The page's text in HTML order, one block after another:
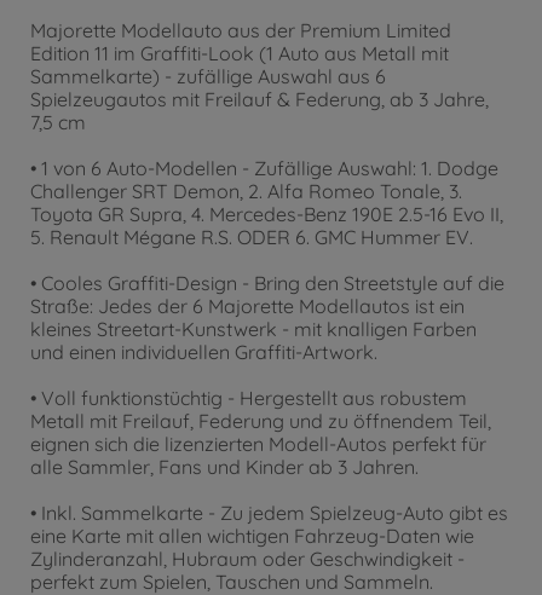
Majorette Modellauto aus der Premium Limited
Edition 11 im Graffiti-Look (1 Auto aus Metall mit
Sammelkarte) - zufällige Auswahl aus 6
Spielzeugautos mit Freilauf & Federung, ab 3 Jahre,
7,5 cm
• 1 von 6 Auto-Modellen - Zufällige Auswahl: 1. Dodge
Challenger SRT Demon, 2. Alfa Romeo Tonale, 3.
Toyota GR Supra, 4. Mercedes-Benz 190E 2.5-16 Evo II,
5. Renault Mégane R.S. ODER 6. GMC Hummer EV.
• Cooles Graffiti-Design - Bring den Streetstyle auf die
Straße: Jedes der 6 Majorette Modellautos ist ein
kleines Streetart-Kunstwerk - mit knalligen Farben
und einen individuellen Graffiti-Artwork.
• Voll funktionstüchtig - Hergestellt aus robustem
Metall mit Freilauf, Federung und zu öffnendem Teil,
eignen sich die lizenzierten Modell-Autos perfekt für
alle Sammler, Fans und Kinder ab 3 Jahren.
• Inkl. Sammelkarte - Zu jedem Spielzeug-Auto gibt es
eine Karte mit allen wichtigen Fahrzeug-Daten wie
Zylinderanzahl, Hubraum oder Geschwindigkeit -
perfekt zum Spielen, Tauschen und Sammeln.